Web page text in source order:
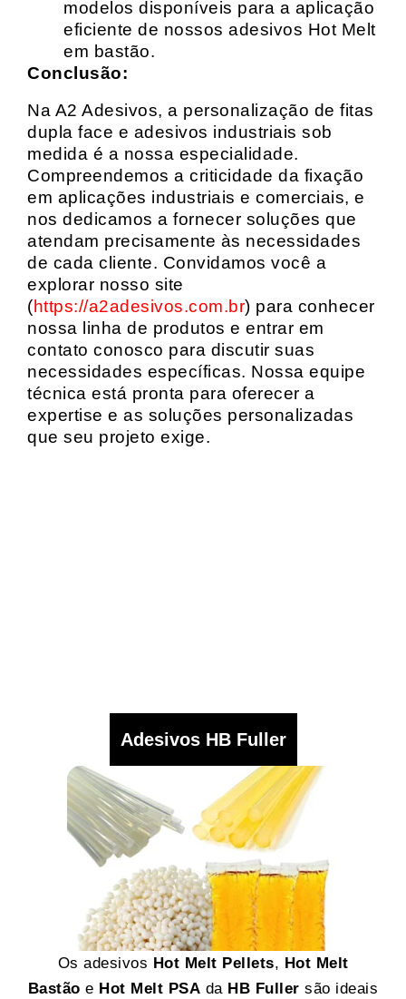
modelos disponíveis para a aplicação
eficiente de nossos adesivos Hot Melt
em bastão.
Conclusão:
Na A2 Adesivos, a personalização de fitas
dupla face e adesivos industriais sob
medida é a nossa especialidade.
Compreendemos a criticidade da fixação
em aplicações industriais e comerciais, e
nos dedicamos a fornecer soluções que
atendam precisamente às necessidades
de cada cliente. Convidamos você a
explorar nosso site
(https://a2adesivos.com.br) para conhecer
nossa linha de produtos e entrar em
contato conosco para discutir suas
necessidades específicas. Nossa equipe
técnica está pronta para oferecer a
expertise e as soluções personalizadas
que seu projeto exige.
Adesivos HB Fuller
Os adesivos Hot Melt Pellets, Hot Melt
Bastão e Hot Melt PSA da HB Fuller são ideais